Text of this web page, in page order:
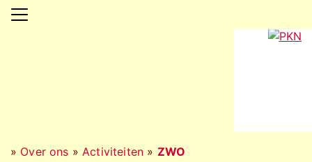
» Over ons »Activiteiten » ZWO